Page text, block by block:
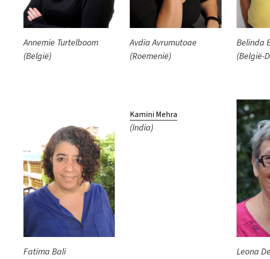
Annemie Turtelboom
(België)
Avdia Avrumutoae
(Roemenië)
Belinda
(België-
Fatima Bali
Kamini Mehra
(India)
Leona